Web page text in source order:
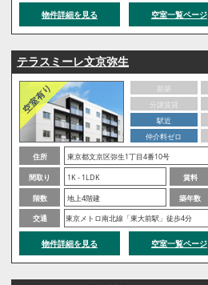
物件詳細を見る 空室一覧ページ
テラスミーレ文京弥生
新築
分譲賃貸
駅近
仲介料ゼロ
住所
東京都文京区弥生1丁目4番10号
間取り
1K - 1LDK 賃料
階数
地上4階建 築年数
交通
東京メトロ南北線「東大前駅」徒歩4分
物件詳細を見る 空室一覧ページ